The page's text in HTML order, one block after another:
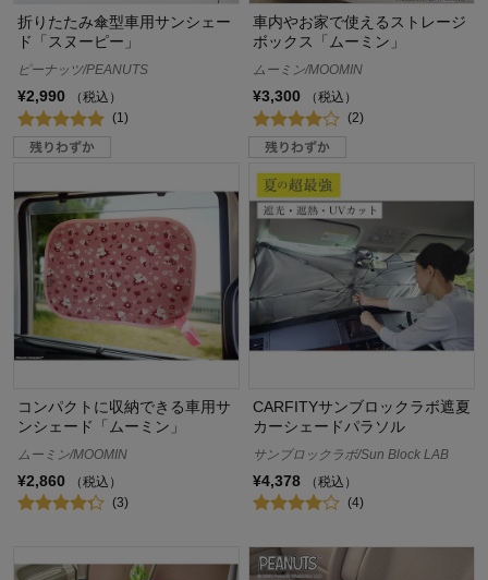
折りたたみ傘型車用サンシェー
ド「スヌーピー」
ピーナッツ/PEANUTS
¥2,990
（税込）
(1)
車内やお家で使えるストレージ
ボックス「ムーミン」
ムーミン/MOOMIN
¥3,300
（税込）
(2)
コンパクトに収納できる車用サ
ンシェード「ムーミン」
ムーミン/MOOMIN
¥2,860
（税込）
(3)
CARFITYサンブロックラボ遮夏
カーシェードパラソル
サンブロックラボ/Sun Block LAB
¥4,378
（税込）
(4)